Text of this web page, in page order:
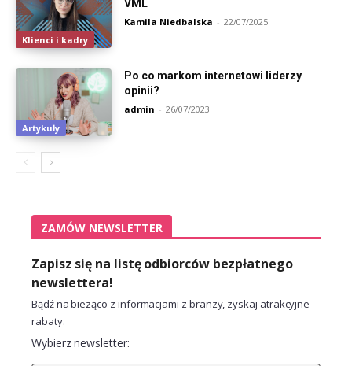
Klienci i kadry
VML
Kamila Niedbalska - 22/07/2025
Artykuły
Po co markom internetowi liderzy
opinii?
admin - 26/07/2023
ZAMÓW NEWSLETTER
Zapisz się na listę odbiorców bezpłatnego
newslettera!
Bądź na bieżąco z informacjami z branży, zyskaj atrakcyjne
rabaty.
Wybierz newsletter: